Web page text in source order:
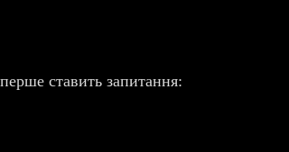
ставить запитання: